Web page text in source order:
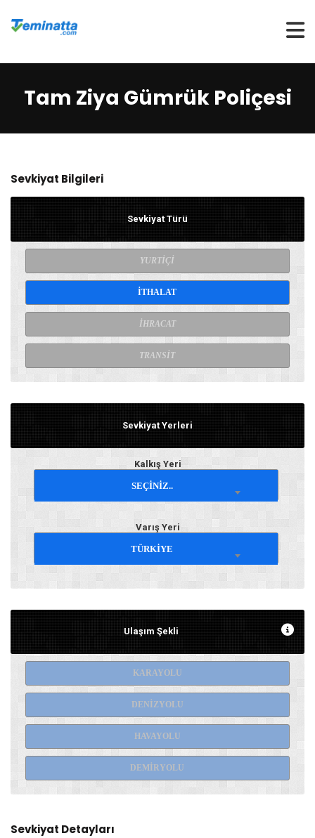
Giriş Yap
Tam Ziya Gümrük Poliçesi
Sevkiyat Bilgileri
Sevkiyat Türü
YURTİÇİ
İTHALAT
İHRACAT
TRANSİT
Sevkiyat Yerleri
Kalkış Yeri
SEÇİNİZ..
Varış Yeri
TÜRKİYE
Ulaşım Şekli Başlangıç ve Bitiş
KARAYOLU
DENİZYOLU
HAVAYOLU
DEMİRYOLU
Sevkiyat Detayları